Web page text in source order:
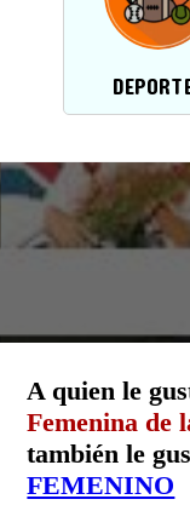
A quien le
Femenina de
también le
FEMENINO